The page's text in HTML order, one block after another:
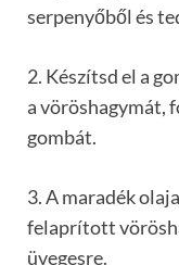
serpenyőből és
2. Készítsd el a
a vöröshagymát,
gombát.
3. A maradék
felaprított
üvegesre.